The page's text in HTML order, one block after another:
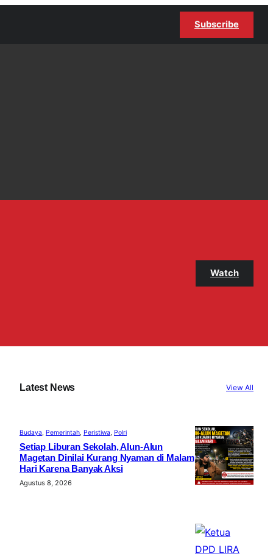
Subscribe
Watch
Latest News View All
Budaya, Pemerintah, Peristiwa, Polri
Setiap Liburan Sekolah, Alun-Alun
Magetan Dinilai Kurang Nyaman di Malam
Hari Karena Banyak Aksi
Agustus 8, 2026